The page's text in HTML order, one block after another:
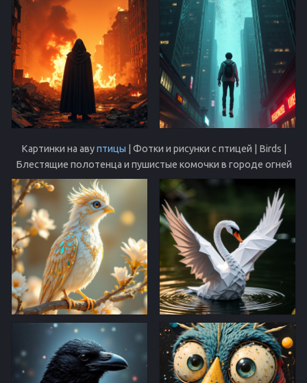
Картинки на авуптицы | Фотки и рисунки с птицей | Birds |
Блестящие полотенца и пушистые комочки в городе огней